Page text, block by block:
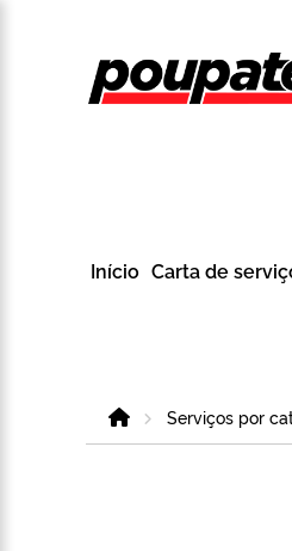
Início Carta de
HomeServiços por